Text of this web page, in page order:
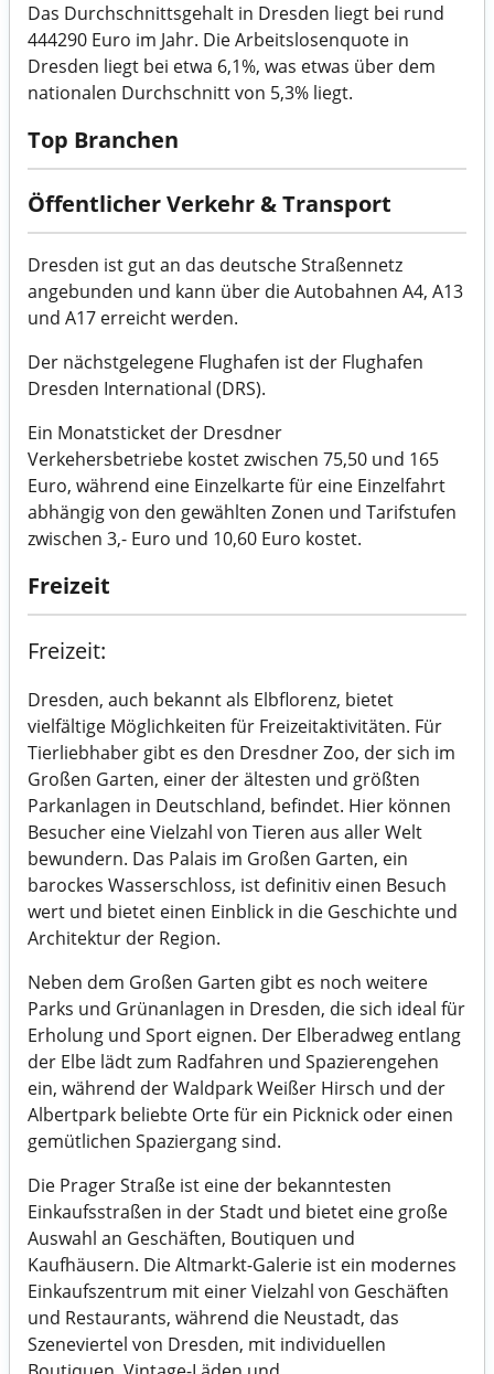
Das Durchschnittsgehalt in Dresden liegt bei rund
444290 Euro im Jahr. Die Arbeitslosenquote in
Dresden liegt bei etwa 6,1%, was etwas über dem
nationalen Durchschnitt von 5,3% liegt.
Top Branchen
Öffentlicher Verkehr & Transport
Dresden ist gut an das deutsche Straßennetz
angebunden und kann über die Autobahnen A4, A13
und A17 erreicht werden.
Der nächstgelegene Flughafen ist der Flughafen
Dresden International (DRS).
Ein Monatsticket der Dresdner
Verkehersbetriebe kostet zwischen 75,50 und 165
Euro, während eine Einzelkarte für eine Einzelfahrt
abhängig von den gewählten Zonen und Tarifstufen
zwischen 3,- Euro und 10,60 Euro kostet.
Freizeit
Freizeit:
Dresden, auch bekannt als Elbflorenz, bietet
vielfältige Möglichkeiten für Freizeitaktivitäten. Für
Tierliebhaber gibt es den Dresdner Zoo, der sich im
Großen Garten, einer der ältesten und größten
Parkanlagen in Deutschland, befindet. Hier können
Besucher eine Vielzahl von Tieren aus aller Welt
bewundern. Das Palais im Großen Garten, ein
barockes Wasserschloss, ist definitiv einen Besuch
wert und bietet einen Einblick in die Geschichte und
Architektur der Region.
Neben dem Großen Garten gibt es noch weitere
Parks und Grünanlagen in Dresden, die sich ideal für
Erholung und Sport eignen. Der Elberadweg entlang
der Elbe lädt zum Radfahren und Spazierengehen
ein, während der Waldpark Weißer Hirsch und der
Albertpark beliebte Orte für ein Picknick oder einen
gemütlichen Spaziergang sind.
Die Prager Straße ist eine der bekanntesten
Einkaufsstraßen in der Stadt und bietet eine große
Auswahl an Geschäften, Boutiquen und
Kaufhäusern. Die Altmarkt-Galerie ist ein modernes
Einkaufszentrum mit einer Vielzahl von Geschäften
und Restaurants, während die Neustadt, das
Szeneviertel von Dresden, mit individuellen